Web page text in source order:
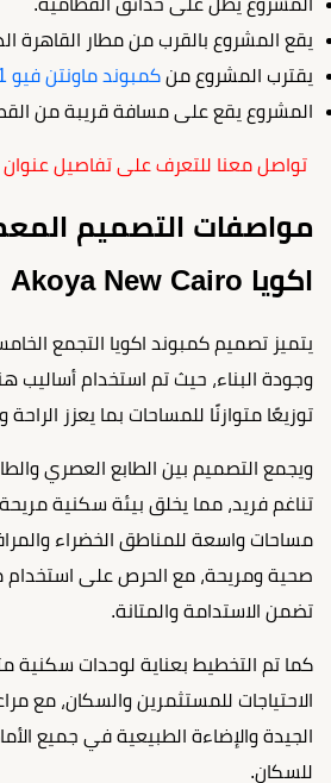
يقع المشروع بالقرب من مطار القاهرة
يقترب المشروع من كمبوند ماونتن فيو 1 التجمع الخامس
المشروع يقع على مسافة قريبة من
تواصل معنا للتعرف على تفاصيل
مواصفات التصميم
اكويا Akoya New Cairo
يتميز تصميم كمبوند اكويا التجمع
وجودة البناء، حيث تم استخدام
توزيعًا متوازنًا للمساحات بما يعزز
ويجمع التصميم بين الطابع العصري
تناغم فريد، مما يخلق بيئة سكنية
مساحات واسعة للمناطق الخضراء
صحية ومريحة، مع الحرص على استخدام
تضمن الاستدامة والمتانة.
كما تم التخطيط بعناية لوحدات سكنية
الاحتياجات للمستثمرين والسكان، مع
الجيدة والإضاءة الطبيعية في جميع
للسكان.